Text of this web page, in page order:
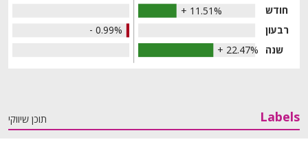
+ 11.51%
- 0.99%
+ 22.47% שנה
רבעון
חודש
Labels תוכן שיווקי